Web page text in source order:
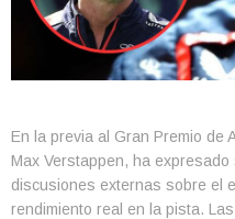
En la previa al Gran Premio de
Max Verstappen, ha
discusiones externas sobre el
rendimiento real en la pista.